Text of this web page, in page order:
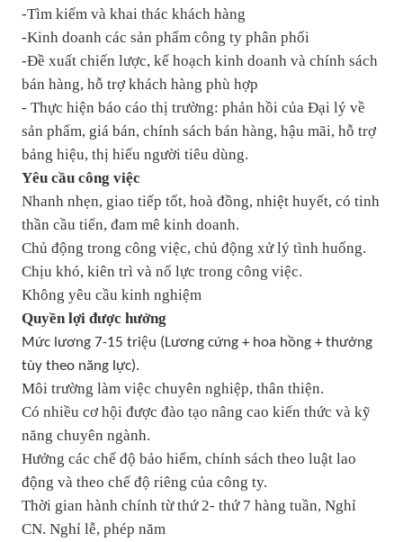
-Tìm kiếm và khai thác khách hàng
-Kinh doanh các sản phẩm công ty phân phối
-Đề xuất chiến lược, kế hoạch kinh doanh và chính sách
bán hàng, hỗ trợ khách hàng phù hợp
- Thực hiện báo cáo thị trường: phản hồi của Đại lý về
sản phẩm, giá bán, chính sách bán hàng, hậu mãi, hỗ trợ
bảng hiệu, thị hiếu người tiêu dùng.
Yêu cầu công việc
Nhanh nhẹn, giao tiếp tốt, hoà đồng, nhiệt huyết, có tinh
thần cầu tiến, đam mê kinh doanh.
Chủ động trong công việc, chủ động xử lý tình huống.
Chịu khó, kiên trì và nổ lực trong công việc.
Không yêu cầu kinh nghiệm
Quyền lợi được hưởng
Mức lương 7-15 triệu (Lương cứng + hoa hồng + thưởng
tùy theo năng lực).
Môi trường làm việc chuyên nghiệp, thân thiện.
Có nhiều cơ hội được đào tạo nâng cao kiến thức và kỹ
năng chuyên ngành.
Hưởng các chế độ bảo hiểm, chính sách theo luật lao
động và theo chế độ riêng của công ty.
Thời gian hành chính từ thứ 2- thứ 7 hàng tuần, Nghỉ
CN. Nghỉ lễ, phép năm